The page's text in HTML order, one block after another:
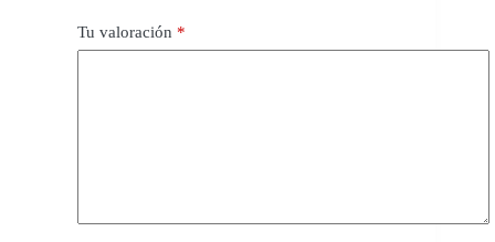
Tu valoración *